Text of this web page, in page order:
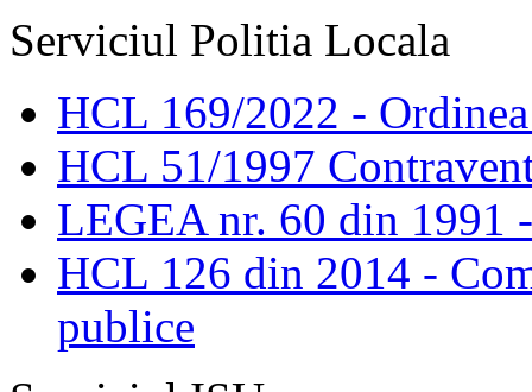
Serviciul Politia Locala
HCL 169/2022 -
HCL 51/1997
LEGEA nr. 60 din 1991
HCL 126 din 2014 -
publice